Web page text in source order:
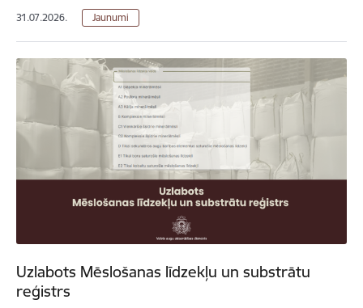
31.07.2026. Jaunumi
Uzlabots Mēslošanas līdzekļu un substrātu
reģistrs